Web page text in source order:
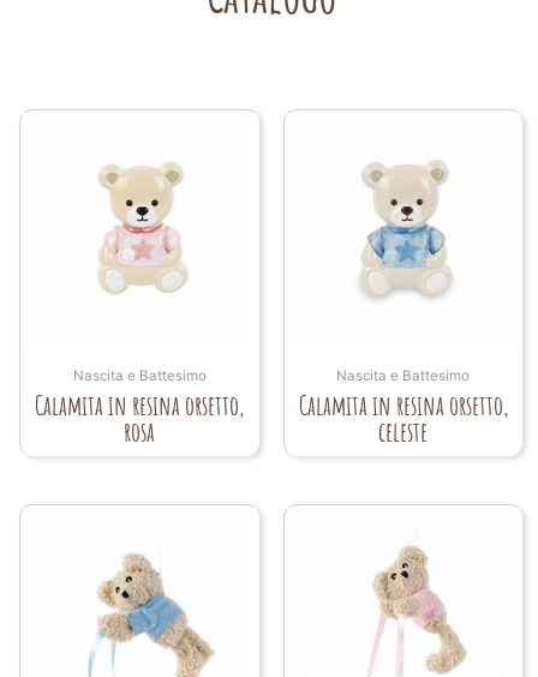
Nascita e Battesimo
Calamita in resina orsetto,
rosa
Nascita e Battesimo
Calamita in resina orsetto,
celeste